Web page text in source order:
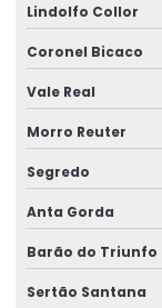
Lindolfo Collor
Coronel Bicaco
Vale Real
Morro Reuter
Segredo
Anta Gorda
Barão do Triunfo
Sertão Santana